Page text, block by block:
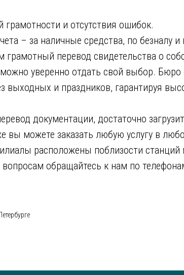
и отсутствия ошибок.
– за наличные средства, по безналу и
грамотный перевод свидетельства о
уверенно отдать свой выбор. Бюро
выходных и праздников, гарантируя
документации, достаточно
вы можете заказать любую услугу в
расположены поблизости станций
обращайтесь к нам по